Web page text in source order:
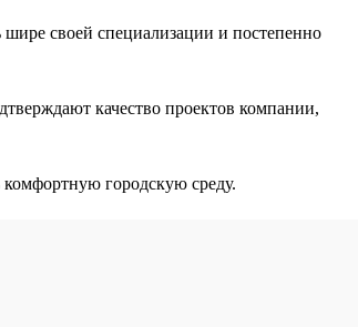
своей специализации и постепенно
качество проектов компании,
комфортную городскую среду.